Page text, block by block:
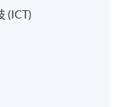
(ICT)